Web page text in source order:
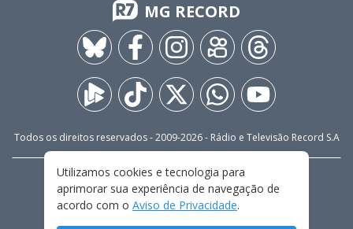
MG RECORD
Todos os direitos reservados - 2009-2026- Rádio e Televisão Record S.A
FALE CONOSCO
PRIVACIDADE
TERMOS E CONDIÇÕES DE USO
Utilizamos cookies e tecnologia para
aprimorar sua experiência de navegação de
acordo com o Aviso de Privacidade.